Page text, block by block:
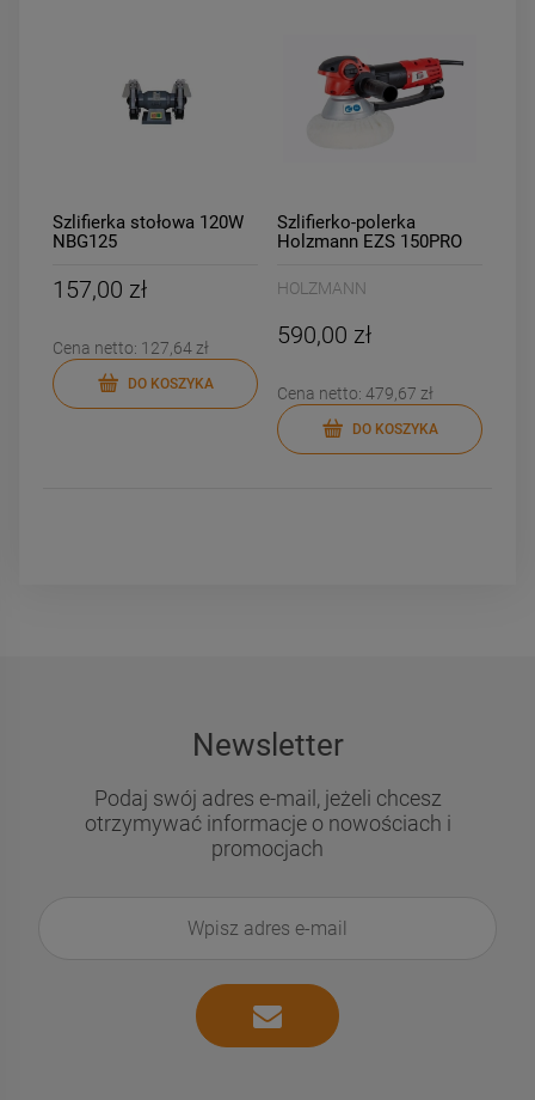
Szlifierka stołowa 120W
NBG125
157,00 zł
Cena netto: 127,64 zł
DO KOSZYKA
Szlifierko-polerka
Holzmann EZS 150PRO
HOLZMANN
590,00 zł
Cena netto: 479,67 zł
DO KOSZYKA
Newsletter
Podaj swój adres e-mail, jeżeli chcesz
otrzymywać informacje o nowościach i
promocjach